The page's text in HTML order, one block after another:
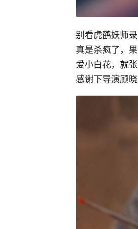
别看虎鹤妖师
真是杀疯了，
爱小白花，就
感谢下导演顾